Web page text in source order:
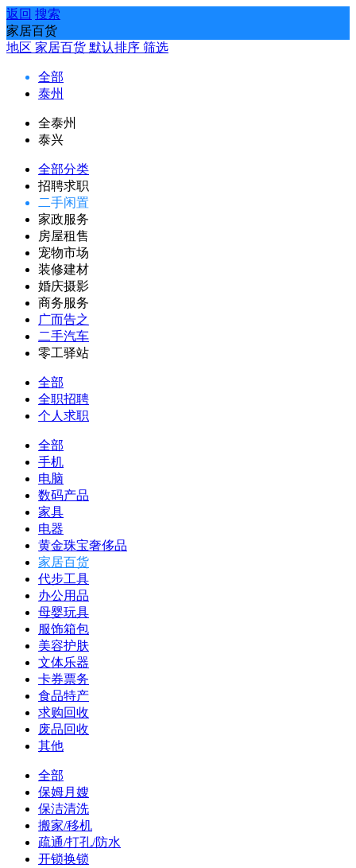
返回 搜索
家居百货
地区 家居百货 默认排序 筛选
全部
泰州
全泰州
泰兴
全部分类
招聘求职
二手闲置
家政服务
房屋租售
宠物市场
装修建材
婚庆摄影
商务服务
广而告之
二手汽车
零工驿站
全部
全职招聘
个人求职
全部
手机
电脑
数码产品
家具
电器
黄金珠宝奢侈品
家居百货
代步工具
办公用品
母婴玩具
服饰箱包
美容护肤
文体乐器
卡券票务
食品特产
求购回收
废品回收
其他
全部
保姆月嫂
保洁清洗
搬家/移机
疏通/打孔/防水
开锁换锁